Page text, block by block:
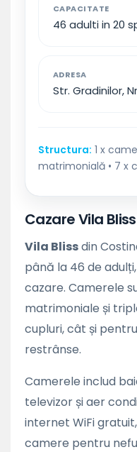
CAPACITATE
46 adulti in 20
ADRESA
Str. Gradinilor,
Structura: 1 x
matrimonială • 7 x
Cazare Vila
Vila Blissdin
până la 46 de
cazare. Camerele
matrimoniale și
cupluri, cât și
restrânse.
Camerele includ
televizor și aer
internet WiFi
camere pentru